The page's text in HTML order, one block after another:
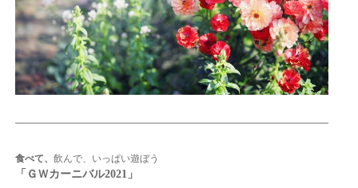
食べて、 飲んで、いっぱい遊ぼう
「ＧＷカーニバル2021」